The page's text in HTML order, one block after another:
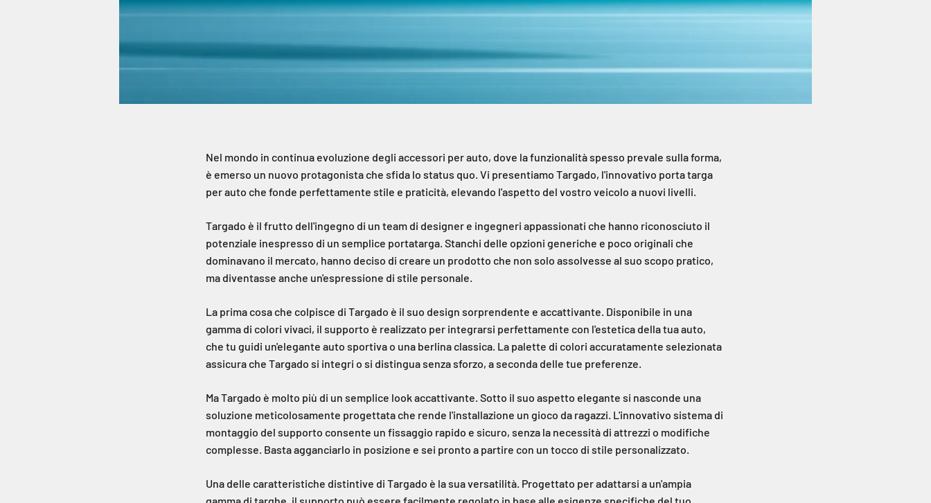
Nel mondo in continua evoluzione degli accessori per auto, dove la funzionalità spesso prevale sulla forma,
è emerso un nuovo protagonista che sfida lo status quo. Vi presentiamo Targado, l'innovativo porta targa
per auto che fonde perfettamente stile e praticità, elevando l'aspetto del vostro veicolo a nuovi livelli.
Targado è il frutto dell'ingegno di un team di designer e ingegneri appassionati che hanno riconosciuto il
potenziale inespresso di un semplice portatarga. Stanchi delle opzioni generiche e poco originali che
dominavano il mercato, hanno deciso di creare un prodotto che non solo assolvesse al suo scopo pratico,
ma diventasse anche un'espressione di stile personale.
La prima cosa che colpisce di Targado è il suo design sorprendente e accattivante. Disponibile in una
gamma di colori vivaci, il supporto è realizzato per integrarsi perfettamente con l'estetica della tua auto,
che tu guidi un'elegante auto sportiva o una berlina classica. La palette di colori accuratamente selezionata
assicura che Targado si integri o si distingua senza sforzo, a seconda delle tue preferenze.
Ma Targado è molto più di un semplice look accattivante. Sotto il suo aspetto elegante si nasconde una
soluzione meticolosamente progettata che rende l'installazione un gioco da ragazzi. L'innovativo sistema di
montaggio del supporto consente un fissaggio rapido e sicuro, senza la necessità di attrezzi o modifiche
complesse. Basta agganciarlo in posizione e sei pronto a partire con un tocco di stile personalizzato.
Una delle caratteristiche distintive di Targado è la sua versatilità. Progettato per adattarsi a un'ampia